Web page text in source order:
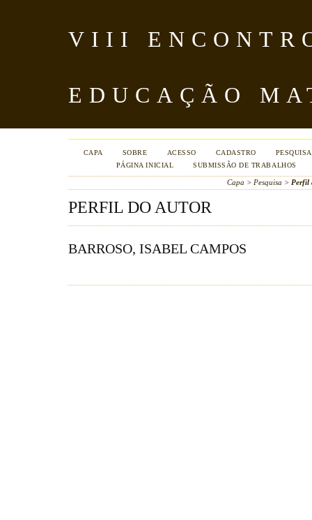
VIII
EDUCAÇÃO
CAPA SOBRE ACESSO CADASTRO
PESQUISA
PÁGINA INICIAL
SUBMISSÃO DE TRABALHOS
Capa > Pesquisa > Perfil
PERFIL DO AUTOR
BARROSO, ISABEL CAMPOS